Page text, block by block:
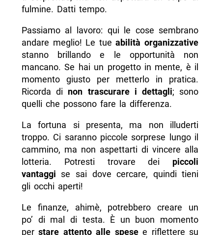
fulmine. Datti tempo.
Passiamo al lavoro: qui le cose sembrano
andare meglio! Le tueabilità organizzative
stanno brillando e le opportunità non
mancano. Se hai un progetto in mente, è il
momento giusto per metterlo in pratica.
Ricorda di non trascurare i dettagli; sono
quelli che possono fare la differenza.
La fortuna si presenta, ma non illuderti
troppo. Ci saranno piccole sorprese lungo il
cammino, ma non aspettarti di vincere alla
lotteria. Potresti trovare dei piccoli
vantaggi se sai dove cercare, quindi tieni
gli occhi aperti!
Le finanze, ahimè, potrebbero creare un
po’ di mal di testa. È un buon momento
perstare attento alle spesee riflettere su